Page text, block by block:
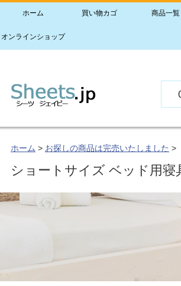
ホーム 買い物カゴ 商品一覧
オンラインショップ
ホーム > お探しの商品は完売いたしました >
ショートサイズ ベッド用寝